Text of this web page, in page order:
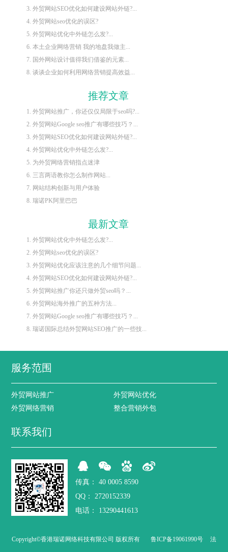
3. 外贸网站SEO优化如何建设网站外链?...
4. 外贸网站seo优化的误区?
5. 外贸网站优化中外链怎么发?...
6. 本土企业网络营销 我的地盘我做主...
7. 国外网站设计值得我们借鉴的元素...
8. 谈谈企业如何利用网络营销提高效益...
推荐文章
1. 外贸网站推广，你还仅仅局限于seo吗?...
2. 外贸网站Google seo推广有哪些技巧？...
3. 外贸网站SEO优化如何建设网站外链?...
4. 外贸网站优化中外链怎么发?...
5. 为外贸网络营销指点迷津
6. 三言两语教你怎么制作网站...
7. 网站结构创新与用户体验
8. 瑞诺PK阿里巴巴
最新文章
1. 外贸网站优化中外链怎么发?...
2. 外贸网站seo优化的误区?
3. 外贸网站优化应该注意的几个细节问题...
4. 外贸网站SEO优化如何建设网站外链?...
5. 外贸网站推广你还只做外贸seo吗？...
6. 外贸网站海外推广的五种方法...
7. 外贸网站Google seo推广有哪些技巧？...
8. 瑞诺国际总结外贸网站SEO推广的一些技...
服务范围
外贸网站推广
外贸网站优化
外贸网络营销
整合营销外包
联系我们
传真：
40 0005 8590
QQ：
2720152339
电话：
13290441613
Copyright©香港瑞诺网络科技有限公司 版权所有 鲁ICP备19061990号 法